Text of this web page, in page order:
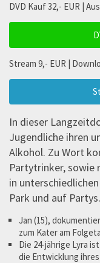
DVD Kauf 32,- EUR |
Stream 9,- EUR |
In dieser
Jugendliche ihren
Alkohol. Zu Wort
Partytrinker, sowie
in
Park und auf Partys.
Jan (15),
zum Kater am
Die 24-jährige Lyra
die Entwicklung